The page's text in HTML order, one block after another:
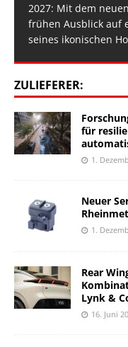
2027: Mit dem
frühen Ausblick auf
seines ikonischen
ZULIEFERER:
für
1.
Neuer
1.
Rear
Lynk &
16. Juni